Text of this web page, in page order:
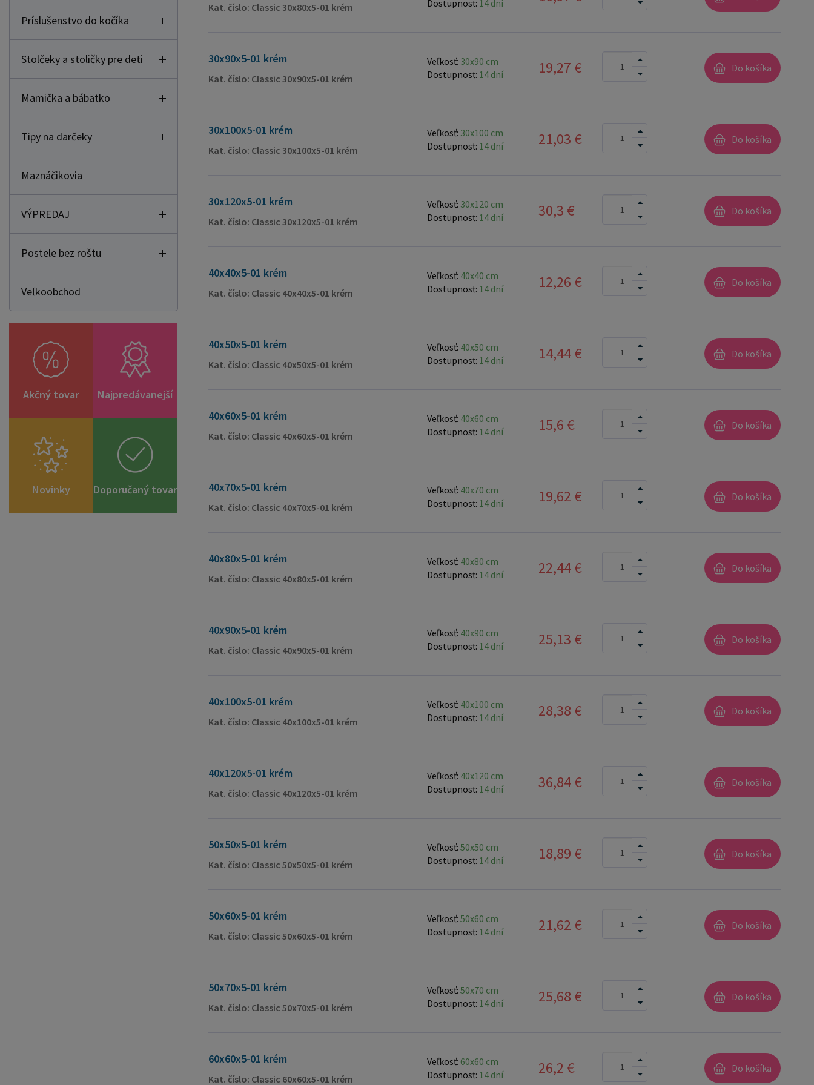
Príslušenstvo do kočíka
Stolčeky a stoličky pre deti
Mamička a bábätko
Tipy na darčeky
Maznáčikovia
VÝPREDAJ
Postele bez roštu
Veľkoobchod
Akčný tovar Najpredávanejší
Novinky Doporučaný tovar
domáce aj kancelárske použitie a je vhodná na lepenie
nanotechnológii, poskytuje silnú priľnavosť na široké
upraviteľná: Možno ju ľahko strihať na požadovanú dĺžku a
Kat. číslo: Classic 30x80x5-01 krém
Dostupnosť: 14 dní
30x90x5-01 krém
Kat. číslo: Classic 30x90x5-01 krém
Veľkosť: 30x90 cm
Dostupnosť: 14 dní 19,27 € Do košíka
30x100x5-01 krém
Kat. číslo: Classic 30x100x5-01 krém
Veľkosť: 30x100 cm
Dostupnosť: 14 dní 21,03 € Do košíka
30x120x5-01 krém
Kat. číslo: Classic 30x120x5-01 krém
Veľkosť: 30x120 cm
Dostupnosť: 14 dní 30,3 € Do košíka
40x40x5-01 krém
Kat. číslo: Classic 40x40x5-01 krém
Veľkosť: 40x40 cm
Dostupnosť: 14 dní 12,26 € Do košíka
40x50x5-01 krém
Kat. číslo: Classic 40x50x5-01 krém
Veľkosť: 40x50 cm
Dostupnosť: 14 dní 14,44 € Do košíka
40x60x5-01 krém
Kat. číslo: Classic 40x60x5-01 krém
Veľkosť: 40x60 cm
Dostupnosť: 14 dní 15,6 € Do košíka
40x70x5-01 krém
Kat. číslo: Classic 40x70x5-01 krém
Veľkosť: 40x70 cm
Dostupnosť: 14 dní 19,62 € Do košíka
40x80x5-01 krém
Kat. číslo: Classic 40x80x5-01 krém
Veľkosť: 40x80 cm
Dostupnosť: 14 dní 22,44 € Do košíka
40x90x5-01 krém
Kat. číslo: Classic 40x90x5-01 krém
Veľkosť: 40x90 cm
Dostupnosť: 14 dní 25,13 € Do košíka
40x100x5-01 krém
Kat. číslo: Classic 40x100x5-01 krém
Veľkosť: 40x100 cm
Dostupnosť: 14 dní 28,38 € Do košíka
40x120x5-01 krém
Kat. číslo: Classic 40x120x5-01 krém
Veľkosť: 40x120 cm
Dostupnosť: 14 dní 36,84 € Do košíka
50x50x5-01 krém
Kat. číslo: Classic 50x50x5-01 krém
Veľkosť: 50x50 cm
Dostupnosť: 14 dní 18,89 € Do košíka
50x60x5-01 krém
Kat. číslo: Classic 50x60x5-01 krém
Veľkosť: 50x60 cm
Dostupnosť: 14 dní 21,62 € Do košíka
50x70x5-01 krém
Kat. číslo: Classic 50x70x5-01 krém
Veľkosť: 50x70 cm
Dostupnosť: 14 dní 25,68 € Do košíka
60x60x5-01 krém
Kat. číslo: Classic 60x60x5-01 krém
Veľkosť: 60x60 cm
Dostupnosť: 14 dní 26,2 € Do košíka